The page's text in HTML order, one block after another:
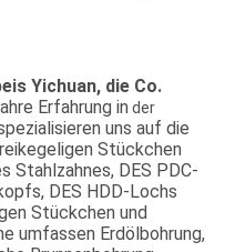
Yichuan, die Co.
Erfahrung in der
uns auf die
Stückchen
Stahlzahnes, DES PDC-
DES HDD-Lochs
Stückchen und
umfassen Erdölbohrung,